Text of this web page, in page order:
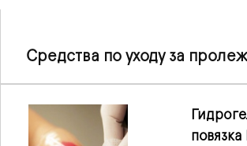
Средства по уходу за
повязка